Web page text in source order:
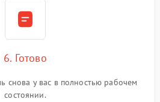
6. Готово
снова у вас в полностью рабочем
состоянии.